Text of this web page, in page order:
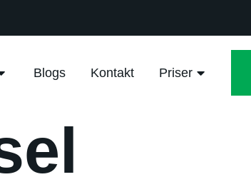
Blogs Kontakt Priser